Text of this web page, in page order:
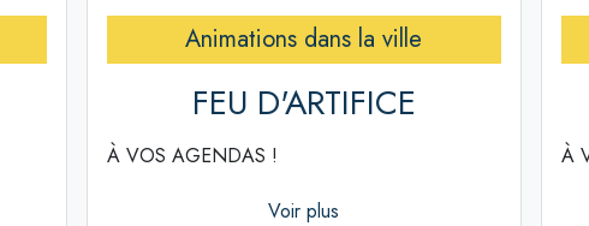
Animations dans la ville
FEU D'ARTIFICE
À VOS AGENDAS !
Voir plus
À